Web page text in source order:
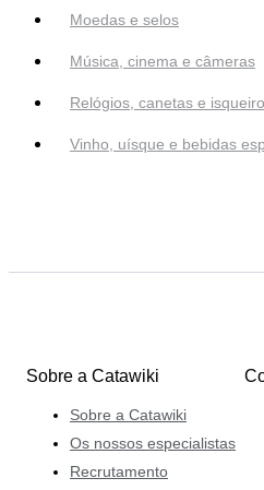
Moedas e selos
Música, cinema e câmeras
Relógios, canetas e
Vinho, uísque e bebidas
Sobre a Catawiki
Sobre a Catawiki
Os nossos especialistas
Recrutamento